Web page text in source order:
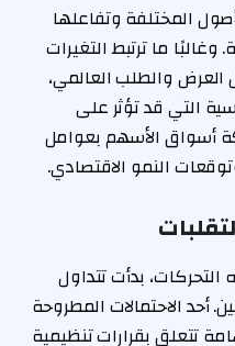
المختلفة وتفاعلها
وغالبًا ما ترتبط التغيرات
العرض والطلب العالمي،
التي قد تؤثر على
أسواق الأسهم بعوامل
النمو الاقتصادي.
بدأت تتداول
أحد الاحتمالات المطروحة
تتعلق بقرارات تنظيمية